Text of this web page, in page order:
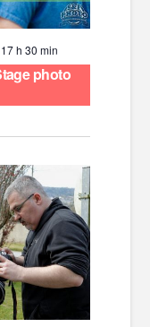
17 h 30 min
photo